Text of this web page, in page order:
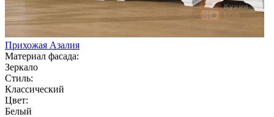
Прихожая Азалия
Материал фасада:
Зеркало
Стиль:
Классический
Цвет:
Белый